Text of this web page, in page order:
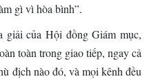
gì vì hòa bình”.
giải của Hội đồng Giám mục,
toàn trong giao tiếp, ngay cả
địch nào đó, và mọi kênh đều